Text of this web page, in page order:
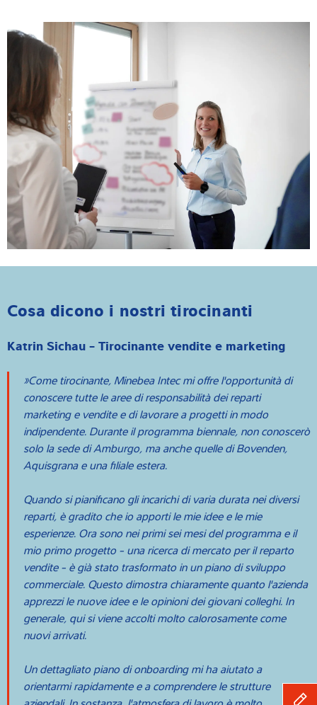
Cosa dicono i nostri tirocinanti
Katrin Sichau - Tirocinante vendite e marketing
Come tirocinante, Minebea Intec mi offre l'opportunità di
conoscere tutte le aree di responsabilità dei reparti
marketing e vendite e di lavorare a progetti in modo
indipendente. Durante il programma biennale, non conoscerò
solo la sede di Amburgo, ma anche quelle di Bovenden,
Aquisgrana e una filiale estera.
Quando si pianificano gli incarichi di varia durata nei diversi
reparti, è gradito che io apporti le mie idee e le mie
esperienze. Ora sono nei primi sei mesi del programma e il
mio primo progetto - una ricerca di mercato per il reparto
vendite - è già stato trasformato in un piano di sviluppo
commerciale. Questo dimostra chiaramente quanto l'azienda
apprezzi le nuove idee e le opinioni dei giovani colleghi. In
generale, qui si viene accolti molto calorosamente come
nuovi arrivati.
Un dettagliato piano di onboarding mi ha aiutato a
orientarmi rapidamente e a comprendere le strutture